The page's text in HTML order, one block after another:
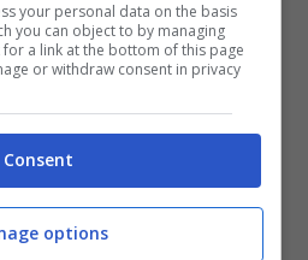
your personal data on the basis
you can object to by managing
a link at the bottom of this page
or withdraw consent in privacy
Consent
options